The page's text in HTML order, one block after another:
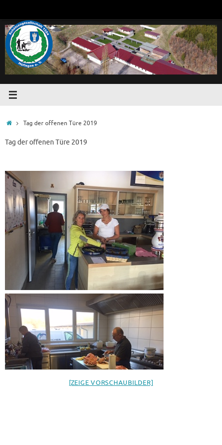
springen
StartTag der offenen Türe 2019
Tag der offenen Türe 2019
[ZEIGE VORSCHAUBILDER]